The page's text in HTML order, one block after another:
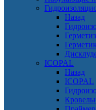
Назад
ICOPAL
Назад
ICOPAL